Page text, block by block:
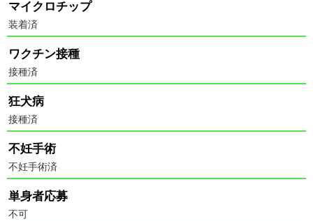
マイクロチップ
装着済
ワクチン接種
接種済
狂犬病
接種済
不妊手術
不妊手術済
単身者応募
不可